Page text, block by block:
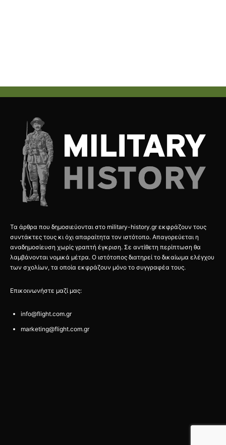
Τα άρθρα που δημοσιεύονται στο military-history.gr εκφράζουν τους
συντάκτες τους κι όχι απαραίτητα τον ιστότοπο. Απαγορεύεται η
αναδημοσίευση χωρίς γραπτή έγκριση. Σε αντίθετη περίπτωση θα
λαμβάνονται νομικά μέτρα. Ο ιστότοπος διατηρεί το δικαίωμα ελέγχου
των σχολίων, τα οποία εκφράζουν μόνο το συγγραφέα τους.
Επικοινωνήστε μαζί μας:
info@flight.com.gr
marketing@flight.com.gr